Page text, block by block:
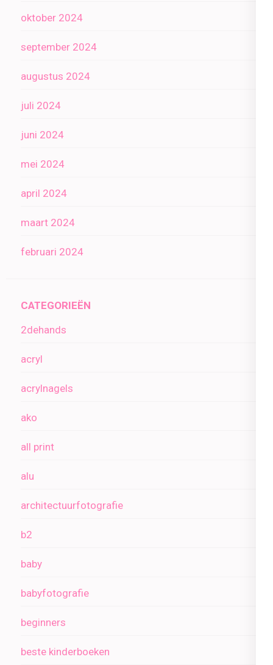
oktober 2024
september 2024
augustus 2024
juli 2024
juni 2024
mei 2024
april 2024
maart 2024
februari 2024
CATEGORIEËN
2dehands
acryl
acrylnagels
ako
all print
alu
architectuurfotografie
b2
baby
babyfotografie
beginners
beste kinderboeken